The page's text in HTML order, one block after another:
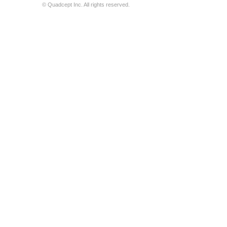
© Quadcept Inc. All rights reserved.